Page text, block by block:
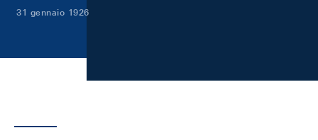
31 gennaio 1926